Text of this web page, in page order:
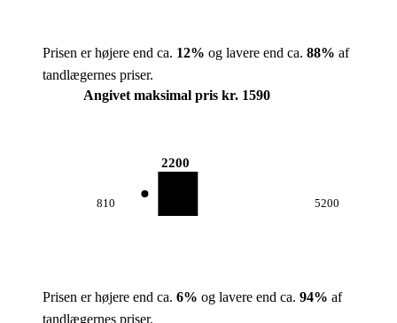
Prisen er højere end ca. 12% og lavere end ca. 88% af
tandlægernes priser.
Angivet maksimal pris kr. 1590
810
2200
5200
Prisen er højere end ca. 6% og lavere end ca. 94% af
tandlægernes priser.